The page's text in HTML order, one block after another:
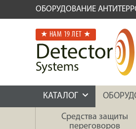
ОБОРУДОВАНИЕ
★ НАМ 19 ЛЕТ ★
КАТАЛОГ
Средства защиты
переговоров